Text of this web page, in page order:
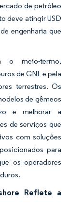
de petróleo
deve atingir USD
engenharia que
o meio-termo,
de GNL e pela
terrestres. Os
de gêmeos
e melhorar a
de serviços que
com soluções
para
os operadores
Reflete a